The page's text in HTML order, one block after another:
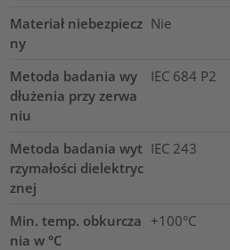
Materiał niebezpiecz
ny
Nie
Metoda badania wy
dłużenia przy zerwa
niu
IEC 684 P2
Metoda badania wyt
rzymałości dielektryc
znej
IEC 243
Min. temp. obkurcza
nia w °C
+100°C